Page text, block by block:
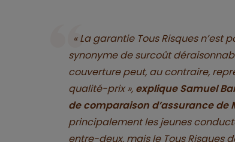
« La garantie Tous Risques n’est
synonyme de surcoût
couverture peut, au contraire,
qualité-prix », explique Samuel
de comparaison d’assurance de
principalement les jeunes
entre-deux, mais le Tous Risques